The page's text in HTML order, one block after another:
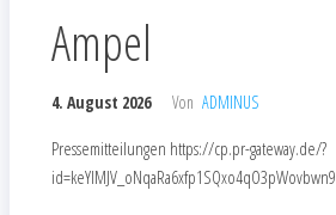
Ampel
4. August 2026 Von ADMINUS
Pressemitteilungen https://cp.pr-gateway.de/?